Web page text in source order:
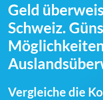
Geld
Schweiz.
Vergleiche die